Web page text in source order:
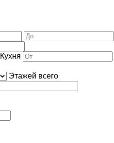
Кухня
Этажей всего